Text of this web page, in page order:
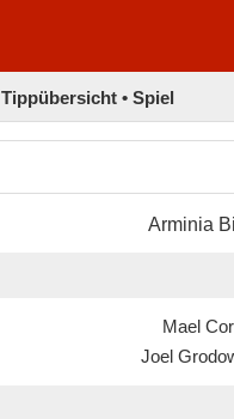
Tippübersicht • Spiel
Arminia
Mael
Joel